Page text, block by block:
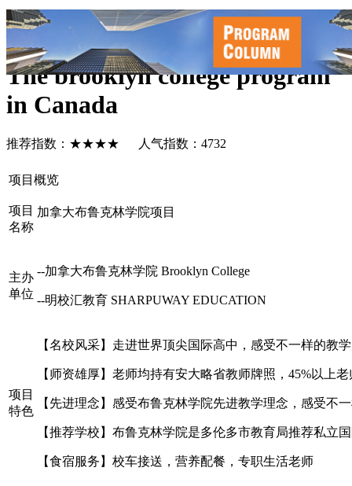
加拿大布鲁克林学院项目
The brooklyn college program
in Canada
推荐指数：★★★★ 人气指数：4732
项目概览
项目
名称
加拿大布鲁克林学院项目
主办
单位
--加拿大布鲁克林学院 Brooklyn College
--明校汇教育 SHARPUWAY EDUCATION
项目
特色
【名校风采】走进世界顶尖国际高中，感受不一样的教
【师资雄厚】老师均持有安大略省教师牌照，45%以上
【先进理念】感受布鲁克林学院先进教学理念，感受不
【推荐学校】布鲁克林学院是多伦多市教育局推荐私立
【食宿服务】校车接送，营养配餐，专职生活老师